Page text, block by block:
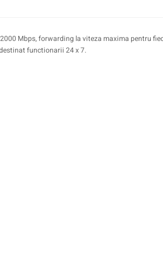
Mbps, forwarding la viteza maxima pentru
functionarii 24 x 7.